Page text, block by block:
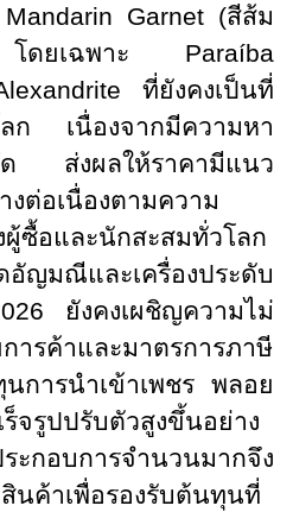
Mandarin Garnet (สีส้ม
โดยเฉพาะ Paraíba
ที่ยังคงเป็นที่
ลก เนื่องจากมีความหา
ด ส่งผลให้ราคามีแนว
ต่อเนื่องตามความ
ซื้อและนักสะสมทั่วโลก
ญมณีและเครื่องประดับ
ยังคงเผชิญความไม่
ารค้าและมาตรการภาษี
การนำเข้าเพชร พลอย
ร็จรูปปรับตัวสูงขึ้นอย่าง
บการจำนวนมากจึง
นค้าเพื่อรองรับต้นทุนที่